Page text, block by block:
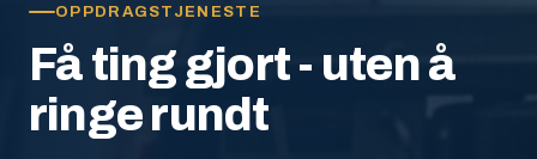
OPPDRAGSTJENESTE
Få ting gjort - uten å
ringe rundt